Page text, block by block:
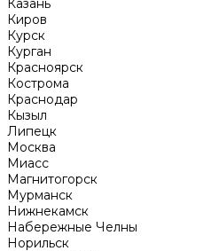
Казань
Киров
Курск
Курган
Красноярск
Кострома
Краснодар
Кызыл
Липецк
Москва
Миасс
Магнитогорск
Мурманск
Нижнекамск
Набережные Челны
Норильск